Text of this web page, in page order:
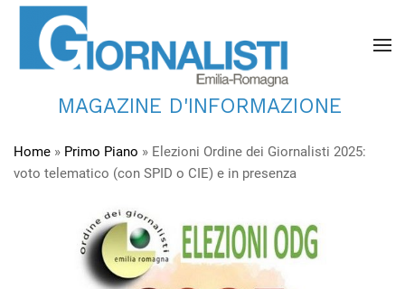
MAGAZINE D'INFORMAZIONE
Home » Primo Piano » Elezioni Ordine dei Giornalisti 2025:
voto telematico (con SPID o CIE) e in presenza